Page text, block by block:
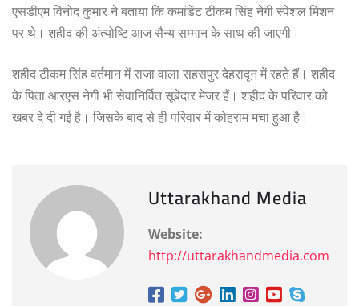
एसडीएम विनोद कुमार ने बताया कि कमांडेंट टीकम सिंह नेगी स्पेशल मिशन
पर थे। शहीद की अंत्योष्टि आज सैन्य सम्मान के साथ की जाएगी।
शहीद टीकम सिंह वर्तमान में राजा वाला सहसपुर देहरादून में रहते हैं। शहीद
के पिता आरएस नेगी भी सेवानिर्वित सूबेदार मेजर हैं। शहीद के परिवार को
खबर दे दी गई है। जिसके बाद से ही परिवार में कोहराम मचा हुआ है।
Uttarakhand Media
Website:
http://uttarakhandmedia.com